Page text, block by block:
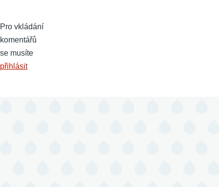
Pro vkládání
komentářů
se musíte
přihlásit